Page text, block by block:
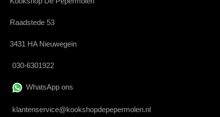
Raadstede 53
3431 HA Nieuwegein
030-6301922
WhatsApp ons
klantenservice@kookshopdepepermolen.nl